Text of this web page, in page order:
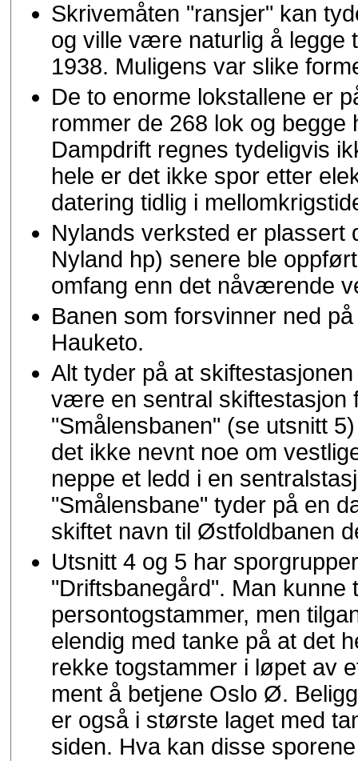
Skrivemåten "ransjer" kan
og ville være naturlig å legge
1938. Muligens var slike
De to enorme lokstallene er
rommer de 268 lok og begge
Dampdrift regnes tydeligvis
hele er det ikke spor etter
datering tidlig i
Nylands verksted er plassert
Nyland hp) senere ble
omfang enn det nåværende
Banen som forsvinner ned
Hauketo.
Alt tyder på at
være en sentral skiftestasjon
"Smålensbanen" (se utsnitt
det ikke nevnt noe om
neppe et ledd i en
"Smålensbane" tyder på en
skiftet navn til Østfoldbanen
Utsnitt 4 og 5 har
"Driftsbanegård". Man kunne
persontogstammer, men
elendig med tanke på at det
rekke togstammer i løpet av
ment å betjene Oslo Ø.
er også i største laget med
siden. Hva kan disse